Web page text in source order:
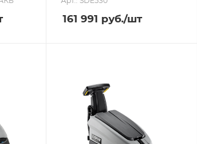
161 991 руб./шт